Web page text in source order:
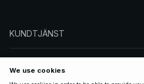
KUNDTJÄNST